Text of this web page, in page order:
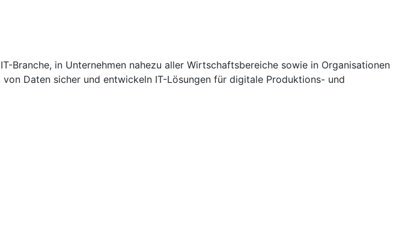
Branche, in Unternehmen nahezu aller Wirtschaftsbereiche sowie in Organisationen
Daten sicher und entwickeln IT-Lösungen für digitale Produktions- und